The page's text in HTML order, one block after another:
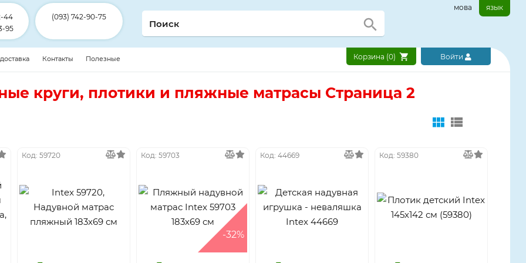
44
95
(093) 742-90-75
мова язык
Контакты
Полезные
Корзина (0) Войти
круги, плотики и пляжные матрасы Страница 2
Код: 59720 Код: 59703
-32%
Код: 44669 Код: 59380